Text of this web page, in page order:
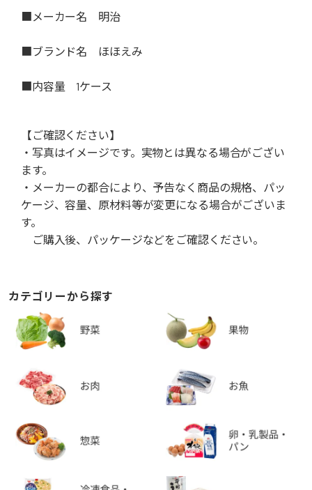
■メーカー名 明治
■ブランド名 ほほえみ
■内容量 1ケース
【ご確認ください】
・写真はイメージです。実物とは異なる場合がござい
ます。
・メーカーの都合により、予告なく商品の規格、パッ
ケージ、容量、原材料等が変更になる場合がございま
す。
ご購入後、パッケージなどをご確認ください。
カテゴリーから探す